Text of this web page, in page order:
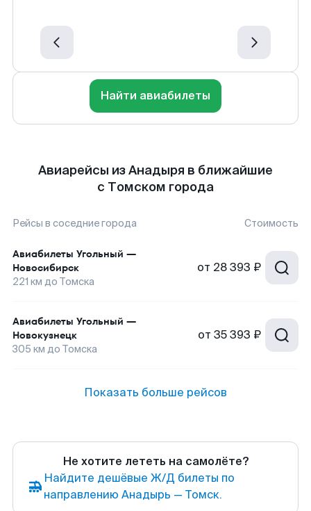
Найти авиабилеты
Авиарейсы из Анадыря в ближайшие
с Томском города
Рейсы в соседние города Стоимость
Авиабилеты Угольный —
Новосибирск
221 км до Томска
от 28 393 ₽
Авиабилеты Угольный —
Новокузнецк
305 км до Томска
от 35 393 ₽
Показать больше рейсов
Не хотите лететь на самолёте?
Найдите дешёвые Ж/Д билеты по
направлению Анадырь — Томск.